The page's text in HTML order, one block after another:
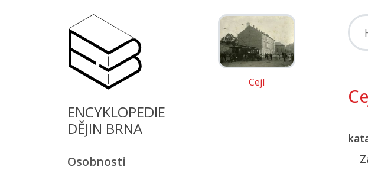
ENCYKLOPEDIE
DĚJIN BRNA
Osobnosti
Cejl